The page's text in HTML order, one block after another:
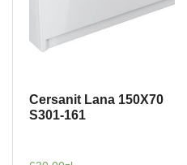
Cersanit Lana 150X70
S301-161